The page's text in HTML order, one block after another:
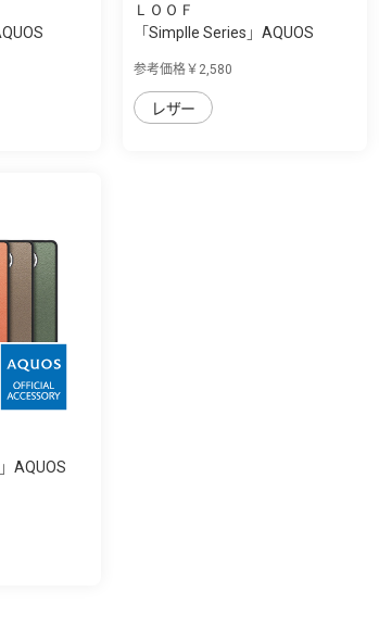
ＬＯＯＦ
「Simplle Series」AQUOS
参考価格￥2,580
レザー
AQUOS